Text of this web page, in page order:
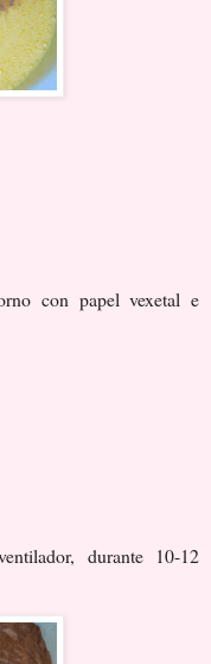
con papel vexetal e
durante 10-12